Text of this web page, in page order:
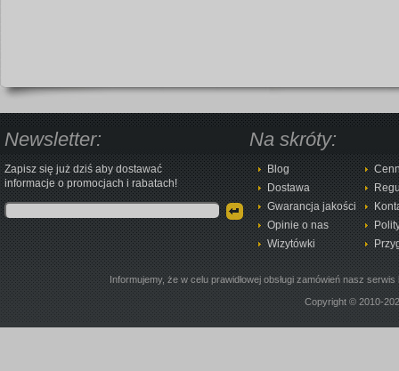
Newsletter:
Zapisz się już dziś aby dostawać
informacje o promocjach i rabatach!
Na skróty:
Blog
Dostawa
Gwarancja jakości
Opinie o nas
Wizytówki
Informujemy, że w celu prawidłowej obsługi zamówień nasz
Copyright © 2010-